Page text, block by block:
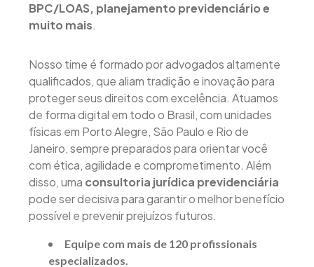
BPC/LOAS, planejamento previdenciário e
muito mais.
Nosso time é formado por advogados altamente
qualificados, que aliam tradição e inovação para
proteger seus direitos com excelência. Atuamos
de forma digital em todo o Brasil, com unidades
físicas em Porto Alegre, São Paulo e Rio de
Janeiro, sempre preparados para orientar você
com ética, agilidade e comprometimento. Além
disso, uma consultoria jurídica previdenciária
pode ser decisiva para garantir o melhor benefício
possível e prevenir prejuízos futuros.
Equipe com mais de 120 profissionais
especializados.